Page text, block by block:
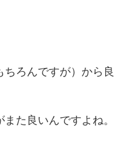
ろんですが）から良
た良いんですよね。